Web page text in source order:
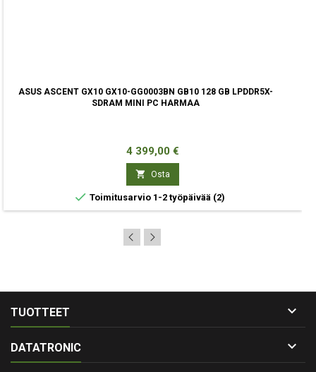
ASUS ASCENT GX10 GX10-GG0003BN GB10 128 GB LPDDR5X-
SDRAM MINI PC HARMAA
Hinta
4 399,00 €
 Osta
 Toimitusarvio 1-2 työpäivää (2)
TUOTTEET 
DATATRONIC 